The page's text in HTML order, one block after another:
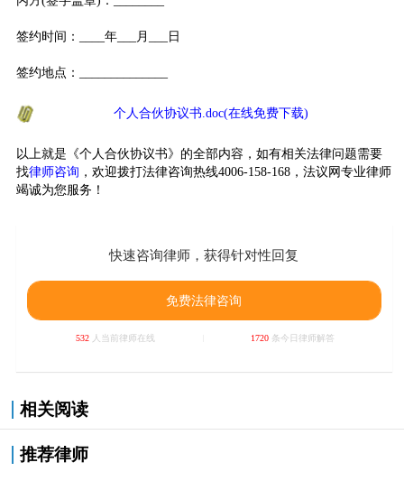
签约时间：____年___月___日
签约地点：______________
个人合伙协议书.doc(在线免费下载)
以上就是《个人合伙协议书》的全部内容，如有相关法律问题需要
找律师咨询 ，欢迎拨打法律咨询热线4006-158-168，法议网专业律师
竭诚为您服务！
快速咨询律师，获得针对性回复
免费法律咨询
532 人当前律师在线 1720条今日律师解答
相关阅读
推荐律师